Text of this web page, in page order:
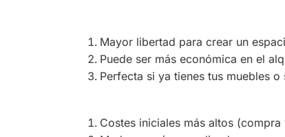
Mayor libertad para crear un
Puede ser más económica en el
Perfecta si ya tienes tus muebles
Costes iniciales más altos